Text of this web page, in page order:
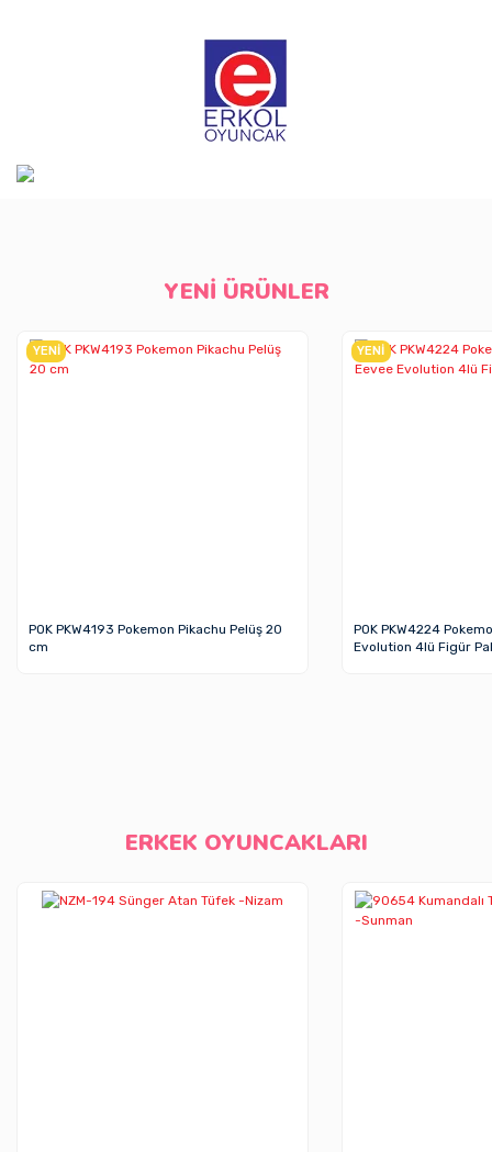
YENİ ÜRÜNLER
YENİ
POK PKW4193 Pokemon Pikachu Pelüş 20
cm
YENİ
POK PKW4224
Evolution 4lü Figür
ERKEK OYUNCAKLARI